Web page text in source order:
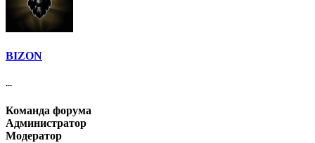
BIZON
...
Команда форума
Администратор
Модератор